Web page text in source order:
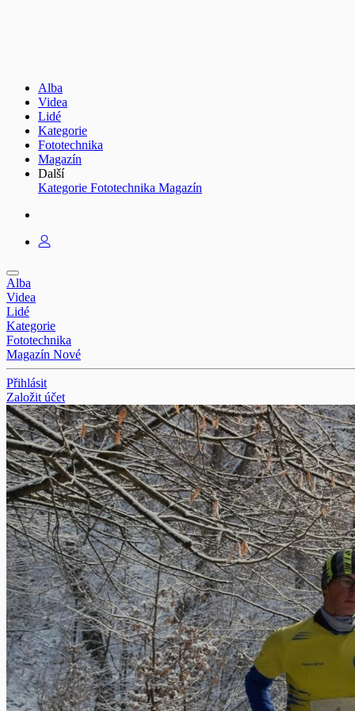
Alba
Videa
Lidé
Kategorie
Fototechnika
Magazín
Další
Kategorie Fototechnika Magazín
Alba
Videa
Lidé
Kategorie
Fototechnika
Magazín Nové
Přihlásit
Založit účet